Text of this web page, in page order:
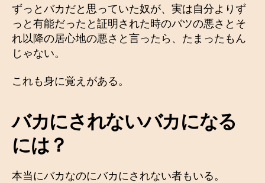
ずっとバカだと思っていた奴が、実は自分よりず
っと有能だったと証明された時のバツの悪さとそ
れ以降の居心地の悪さと言ったら、たまったもん
じゃない。
これも身に覚えがある。
バカにされないバカになる
には？
本当にバカなのにバカにされない者もいる。